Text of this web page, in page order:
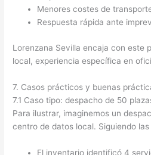
Menores costes de
Respuesta rápida ante
Lorenzana Sevilla encaja con este
local, experiencia específica en
7. Casos prácticos y buenas
7.1 Caso tipo: despacho de 50
Para ilustrar, imaginemos un
centro de datos local. Siguiendo
El inventario identificó 4